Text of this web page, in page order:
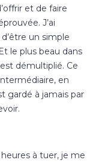
et de faire
J’ai
un simple
le plus beau dans
démultiplié. Ce
en
gardé à jamais par
heures à tuer, je me